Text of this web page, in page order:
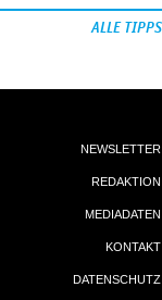
ALLE TIPPS
NEWSLETTER
REDAKTION
MEDIADATEN
KONTAKT
DATENSCHUTZ